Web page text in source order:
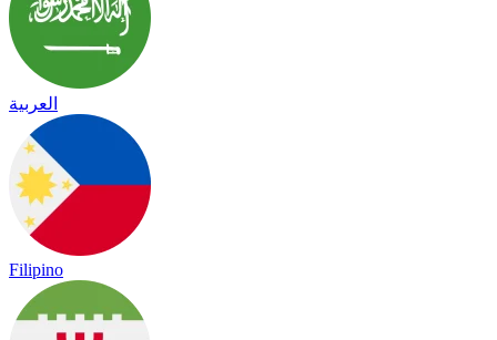
العربية
Filipino